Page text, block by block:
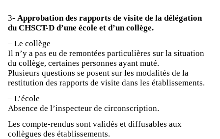
3- Approbation des rapports de visite de la délégation
du CHSCT-D d’une école et d’un collège.
– Le collège
Il n’y a pas eu de remontées particulières sur la situation
du collège, certaines personnes ayant muté.
Plusieurs questions se posent sur les modalités de la
restitution des rapports de visite dans les établissements.
– L’école
Absence de l’inspecteur de circonscription.
Les compte-rendus sont validés et diffusables aux
collègues des établissements.